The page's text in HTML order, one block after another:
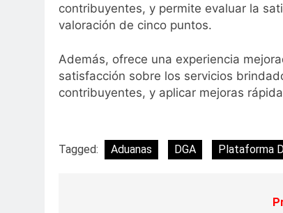
contribuyentes, y permite evaluar la
valoración de cinco puntos.
Además, ofrece una experiencia
satisfacción sobre los servicios
contribuyentes, y aplicar mejoras
Tagged: Aduanas DGA Plataforma